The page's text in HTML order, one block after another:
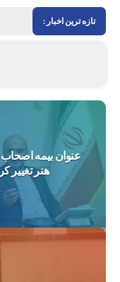
تازه ترین اخبار :
عنوان بیمه
هنر تغییر